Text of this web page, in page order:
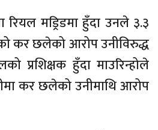
मड्रिडमा हुँदा उनले ३.३
कर छलेको आरोप उनीविरुद्ध
प्रशिक्षक हुँदा माउरिन्होले
कर छलेको उनीमाथि आरोप